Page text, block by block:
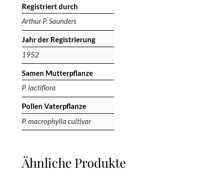
Registriert durch
Arthur P. Saunders
Jahr der Registrierung
1952
Samen Mutterpflanze
P. lactiflora
Pollen Vaterpflanze
P. macrophylla cultivar
Ähnliche Produkte